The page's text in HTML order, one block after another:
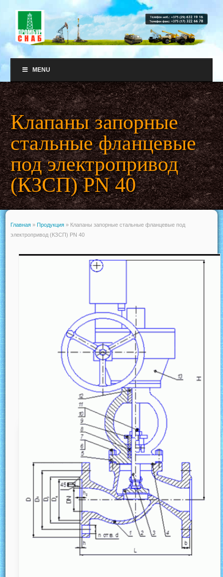
MENU
Клапаны запорные
стальные фланцевые
под электропривод
(КЗСП) PN 40
Главная » Продукция » Клапаны запорные стальные фланцевые под
электропривод (КЗСП) PN 40